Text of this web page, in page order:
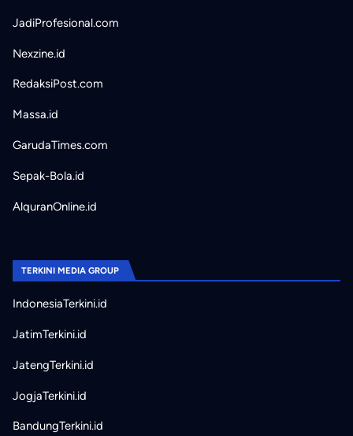
JadiProfesional.com
Nexzine.id
RedaksiPost.com
Massa.id
GarudaTimes.com
Sepak-Bola.id
AlquranOnline.id
TERKINI MEDIA GROUP
IndonesiaTerkini.id
JatimTerkini.id
JatengTerkini.id
JogjaTerkini.id
BandungTerkini.id